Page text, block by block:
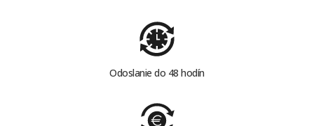
Odoslanie do 48 hodín